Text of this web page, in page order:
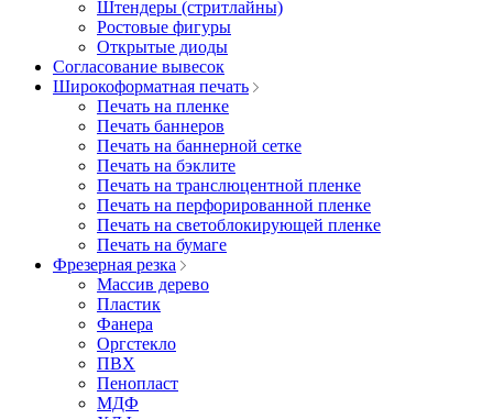
Штендеры (стритлайны)
Ростовые фигуры
Открытые диоды
Согласование вывесок
Широкоформатная печать
Печать на пленке
Печать баннеров
Печать на баннерной сетке
Печать на бэклите
Печать на транслюцентной пленке
Печать на перфорированной пленке
Печать на светоблокирующей пленке
Печать на бумаге
Фрезерная резка
Массив дерево
Пластик
Фанера
Оргстекло
ПВХ
Пенопласт
МДФ